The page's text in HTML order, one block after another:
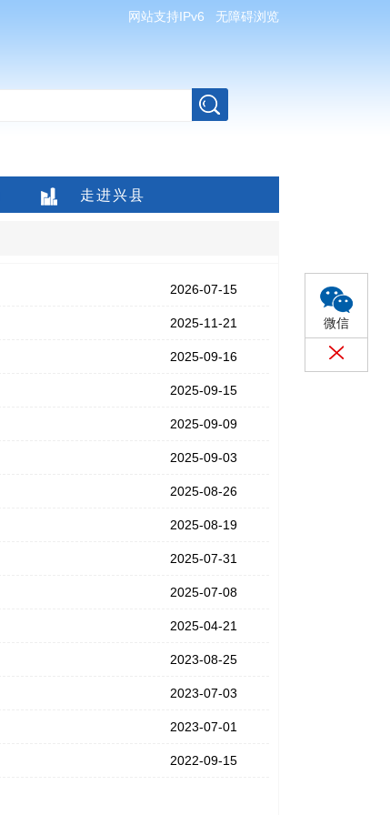
微信
无障碍浏览
网站支持IPv6
走进兴县
2026-07-15
2025-11-21
2025-09-16
2025-09-15
2025-09-09
2025-09-03
2025-08-26
2025-08-19
2025-07-31
2025-07-08
2025-04-21
2023-08-25
2023-07-03
2023-07-01
2022-09-15